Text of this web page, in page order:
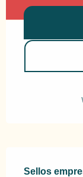
Sellos
Sellos